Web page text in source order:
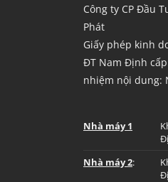
Công ty CP Đầu
Phát
Giấy phép kinh
ĐT Nam Định
nhiệm nội dung:
Nhà máy 1
Nhà máy 2: